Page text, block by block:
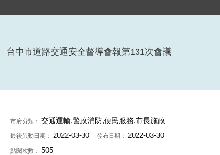
台中市道路交通安全督導會報第131次會議
市府分類： 交通運輸,警政消防,便民服務,市長施政
最後異動日期： 2022-03-30 發布日期： 2022-03-30
點閱次數： 505